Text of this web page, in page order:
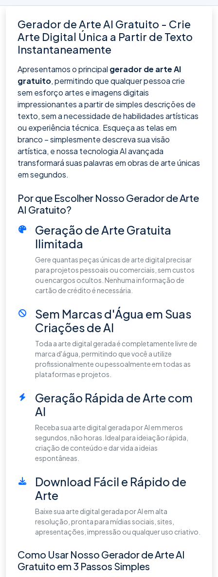
Gerador de Arte AI Gratuito - Crie
Arte Digital Única a Partir de Texto
Instantaneamente
Apresentamos o principal gerador de arte AI
gratuito, permitindo que qualquer pessoa crie
sem esforço artes e imagens digitais
impressionantes a partir de simples descrições de
texto, sem a necessidade de habilidades artísticas
ou experiência técnica. Esqueça as telas em
branco – simplesmente descreva sua visão
artística, e nossa tecnologia AI avançada
transformará suas palavras em obras de arte únicas
em segundos.
Por que Escolher Nosso Gerador de Arte
AI Gratuito?
Geração de Arte Gratuita
Ilimitada
Gere quantas peças únicas de arte digital precisar
para projetos pessoais ou comerciais, sem custos
ou encargos ocultos. Nenhuma informação de
cartão de crédito é necessária.
Sem Marcas d'Água em Suas
Criações de AI
Toda a arte digital gerada é completamente livre de
marca d'água, permitindo que você a utilize
profissionalmente ou pessoalmente em todas as
plataformas e projetos.
Geração Rápida de Arte com
AI
Receba sua arte digital gerada por AI em meros
segundos, não horas. Ideal para ideiação rápida,
criação de conteúdo e dar vida a ideias
espontâneas.
Download Fácil e Rápido de
Arte
Baixe sua arte digital gerada por AI em alta
resolução, pronta para mídias sociais, sites,
apresentações, impressão ou qualquer uso criativo.
Como Usar Nosso Gerador de Arte AI
Gratuito em 3 Passos Simples